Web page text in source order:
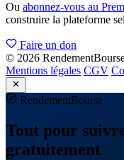
Ou abonnez-vous au
construire la plateforme
Faire un don
© 2026
Mentions légales CGV
RendementBourse
Tout pour
gratuitement